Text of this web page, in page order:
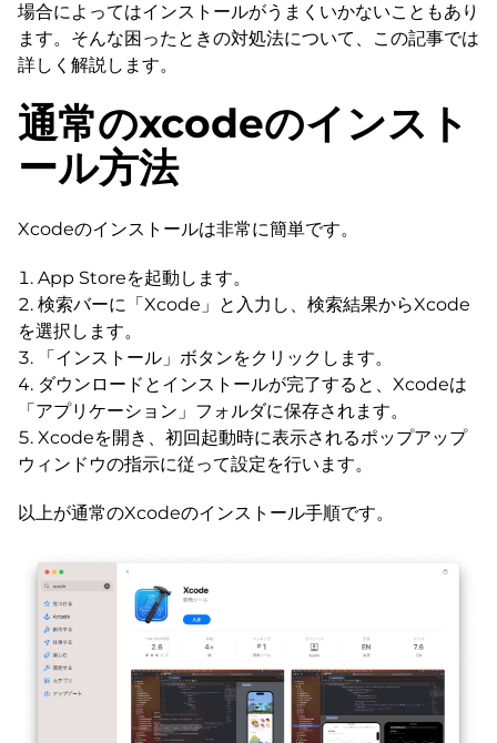
場合によってはインストールがうまくいかないこともあり
ます。そんな困ったときの対処法について、この記事では
詳しく解説します。
通常のxcodeのインスト
ール方法
Xcodeのインストールは非常に簡単です。
App Storeを起動します。
検索バーに「Xcode」と入力し、検索結果からXcode
を選択します。
「インストール」ボタンをクリックします。
ダウンロードとインストールが完了すると、Xcodeは
「アプリケーション」フォルダに保存されます。
Xcodeを開き、初回起動時に表示されるポップアップ
ウィンドウの指示に従って設定を行います。
以上が通常のXcodeのインストール手順です。